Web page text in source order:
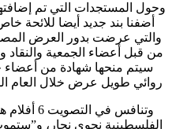
وحول المستجدات التي تم
أضفنا بند جديد أيضا للائحة خاص
والتي عرضت بدور العرض
من قبل أعضاء الجمعية
سيتم منحها شهادة من أعضاء
روائي طويل عرض خلال العام
وتنافس
الفلسطينية نجوي نجار،